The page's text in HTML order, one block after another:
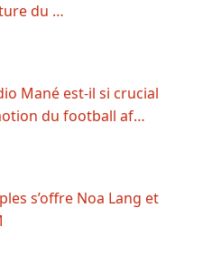
du …
Mané est-il si crucial
du football af…
s’offre Noa Lang et